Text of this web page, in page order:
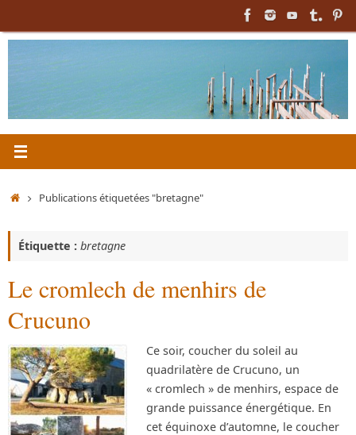
au
AccueilPublications étiquetées "bretagne"
Étiquette : bretagne
Le cromlech de menhirs de
Crucuno
Ce soir, coucher du soleil au
quadrilatère de Crucuno, un
« cromlech » de menhirs, espace de
grande puissance énergétique. En
cet équinoxe d’automne, le coucher